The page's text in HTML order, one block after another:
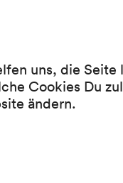
uns, die
Cookies Du
ändern.
Franz Lehár,